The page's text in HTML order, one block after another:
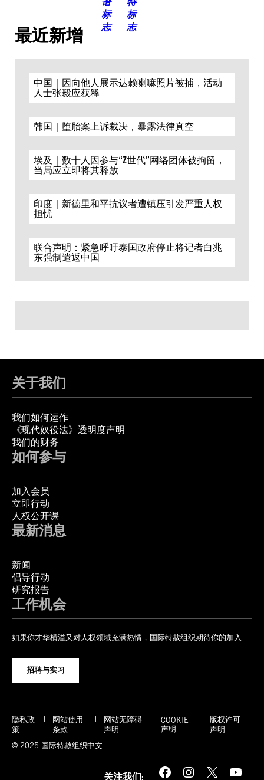
最近新增
中国｜因向他人展示达赖喇嘛照片被捕，活动
人士张毅应获释
韩国｜堕胎案上诉裁决，暴露法律真空
埃及｜数十人因参与“Z世代”网络团体被拘留，
当局应立即将其释放
印度｜新德里和平抗议者遭镇压引发严重人权
担忧
联合声明：紧急呼吁泰国政府停止将记者白兆
东强制遣返中国
关于我们
我们如何运作
《现代奴役法》透明度声明
我们的财务
如何参与
加入会员
立即行动
人权公开课
最新消息
新闻
倡导行动
研究报告
工作机会
如果你才华横溢又对人权领域充满热情，国际特赦组织期待你的加入
招聘与实习
隐私政
策
网站使用
条款
网站无障碍
声明
COOKIE
声明
版权许可
声明
© 2025 国际特赦组织中文
关注我们: Facebook Instagram X YouTube